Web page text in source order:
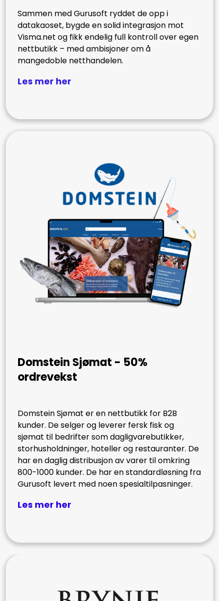
Sammen med Gurusoft ryddet de opp i
datakaoset, bygde en solid integrasjon mot
Visma.net og fikk endelig full kontroll over egen
nettbutikk – med ambisjoner om å
mangedoble netthandelen.
Les mer her
Domstein Sjømat - 50%
ordrevekst
Domstein Sjømat er en nettbutikk for B2B
kunder. De selger og leverer fersk fisk og
sjømat til bedrifter som dagligvarebutikker,
storhusholdninger, hoteller og restauranter. De
har en daglig distribusjon av varer til omkring
800-1000 kunder. De har en standardløsning fra
Gurusoft levert med noen spesialtilpasninger.
Les mer her